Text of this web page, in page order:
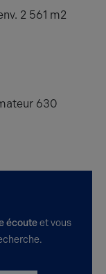
2 561 m2
630
écouteet vous